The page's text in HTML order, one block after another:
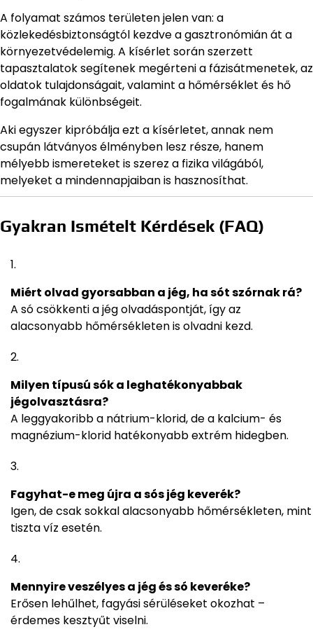
A folyamat számos területen jelen van: a
közlekedésbiztonságtól kezdve a gasztronómián át a
környezetvédelemig. A kísérlet során szerzett
tapasztalatok segítenek megérteni a fázisátmenetek, az
oldatok tulajdonságait, valamint a hőmérséklet és hő
fogalmának különbségeit.
Aki egyszer kipróbálja ezt a kísérletet, annak nem
csupán látványos élményben lesz része, hanem
mélyebb ismereteket is szerez a fizika világából,
melyeket a mindennapjaiban is hasznosíthat.
Gyakran Ismételt Kérdések (FAQ)
Miért olvad gyorsabban a jég, ha sót szórnak rá?
A só csökkenti a jég olvadáspontját, így az
alacsonyabb hőmérsékleten is olvadni kezd.
Milyen típusú sók a leghatékonyabbak
jégolvasztásra?
A leggyakoribb a nátrium-klorid, de a kalcium- és
magnézium-klorid hatékonyabb extrém hidegben.
Fagyhat-e meg újra a sós jég keverék?
Igen, de csak sokkal alacsonyabb hőmérsékleten, mint
tiszta víz esetén.
Mennyire veszélyes a jég és só keveréke?
Erősen lehűlhet, fagyási sérüléseket okozhat –
érdemes kesztyűt viselni.